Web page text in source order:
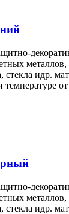
стекла идр.
стекла идр.